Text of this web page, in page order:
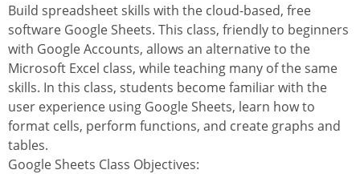
Build spreadsheet skills with the cloud-based, free
software Google Sheets. This class, friendly to beginners
with Google Accounts, allows an alternative to the
Microsoft Excel class, while teaching many of the same
skills. In this class, students become familiar with the
user experience using Google Sheets, learn how to
format cells, perform functions, and create graphs and
tables.
Google Sheets Class Objectives: